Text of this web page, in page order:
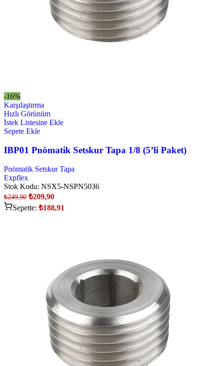
-16%
Karşılaştırma
Hızlı Görünüm
İstek Listesine Ekle
Sepete Ekle
IBP01 Pnömatik Setskur Tapa 1/8 (5’li Paket)
Pnömatik Setskur Tapa
Expflex
Stok Kodu: NSX5-NSPN5036
₺249,90 ₺209,90
Sepette: ₺188,91